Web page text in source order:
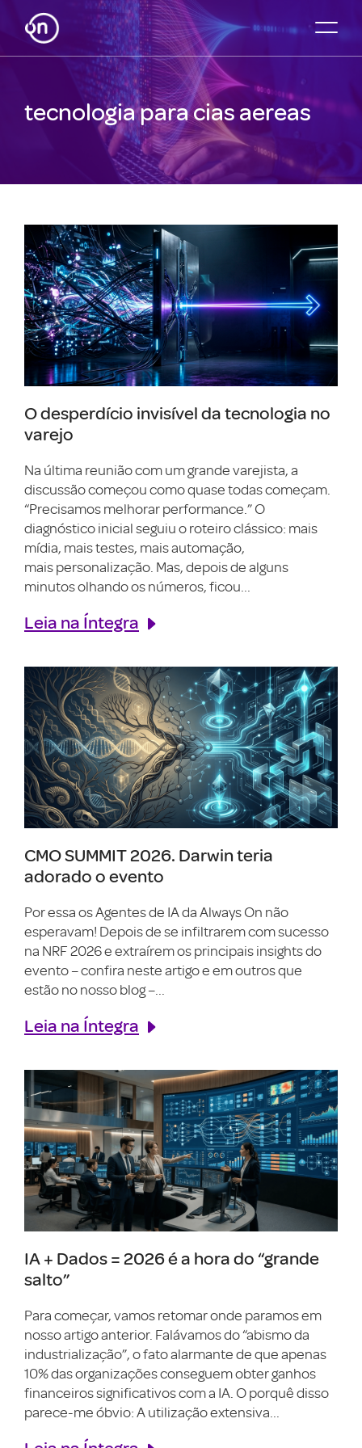
tecnologia para cias aereas
O desperdício invisível da tecnologia no
varejo
Na última reunião com um grande varejista, a
discussão começou como quase todas começam.
“Precisamos melhorar performance.” O
diagnóstico inicial seguiu o roteiro clássico: mais
mídia, mais testes, mais automação,
mais personalização. Mas, depois de alguns
minutos olhando os números, ficou...
Leia na Íntegra
CMO SUMMIT 2026. Darwin teria
adorado o evento
Por essa os Agentes de IA da Always On não
esperavam! Depois de se infiltrarem com sucesso
na NRF 2026 e extraírem os principais insights do
evento – confira neste artigo e em outros que
estão no nosso blog –...
Leia na Íntegra
IA + Dados = 2026 é a hora do “grande
salto”
Para começar, vamos retomar onde paramos em
nosso artigo anterior. Falávamos do “abismo da
industrialização”, o fato alarmante de que apenas
10% das organizações conseguem obter ganhos
financeiros significativos com a IA. O porquê disso
parece-me óbvio: A utilização extensiva...